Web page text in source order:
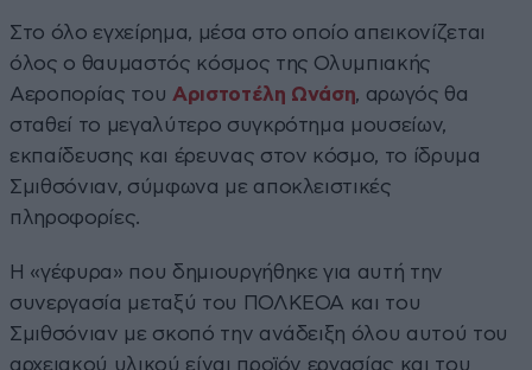
Στο όλο εγχείρημα, μέσα στο οποίο απεικονίζεται
όλος ο θαυμαστός κόσμος της Ολυμπιακής
Αεροπορίας του Αριστοτέλη Ωνάση, αρωγός θα
σταθεί το μεγαλύτερο συγκρότημα μουσείων,
εκπαίδευσης και έρευνας στον κόσμο, το ίδρυμα
Σμιθσόνιαν, σύμφωνα με αποκλειστικές
πληροφορίες.
Η «γέφυρα» που δημιουργήθηκε για αυτή την
συνεργασία μεταξύ του ΠΟΛΚΕΟΑ και του
Σμιθσόνιαν με σκοπό την ανάδειξη όλου αυτού του
αρχειακού υλικού είναι προϊόν εργασίας και του